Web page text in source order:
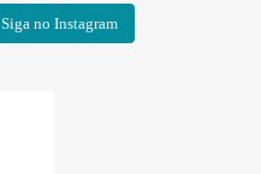
Siga no Instagram